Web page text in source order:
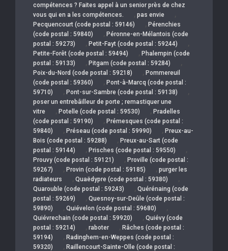
compétences ? Faites appel à un senior près de chez
vous qui en a les compétences.
, pas envie ,
Pecquencourt (code postal : 59146) , Pérenchies
(code postal : 59840)
, Péronne-en-Mélantois (code
postal : 59273)
, Petit-Fayt (code postal : 59244) ,
Petite-Forêt (code postal : 59494) , Phalempin (code
postal : 59133)
, Pitgam (code postal : 59284) ,
Poix-du-Nord (code postal : 59218) , Pommereuil
(code postal : 59360)
, Pont-à-Marcq (code postal :
59710)
, Pont-sur-Sambre (code postal : 59138) ,
poser un entrebâilleur de porte ; remastiquer une
vitre
, Potelle (code postal : 59530) , Pradelles
(code postal : 59190)
, Prémesques (code postal :
59840)
, Préseau (code postal : 59990) , Preux-au-
Bois (code postal : 59288)
, Preux-au-Sart (code
postal : 59144)
, Prisches (code postal : 59550) ,
Prouvy (code postal : 59121) , Proville (code postal :
59267)
, Provin (code postal : 59185) , purger les
radiateurs
, Quaëdypre (code postal : 59380) ,
Quarouble (code postal : 59243) , Quérénaing (code
postal : 59269)
, Quesnoy-sur-Deûle (code postal :
59890)
, Quiévelon (code postal : 59680) ,
Quiévrechain (code postal : 59920) , Quiévy (code
postal : 59214)
, raboter , Râches (code postal :
59194)
, Radinghem-en-Weppes (code postal :
59320)
, Raillencourt-Sainte-Olle (code postal :